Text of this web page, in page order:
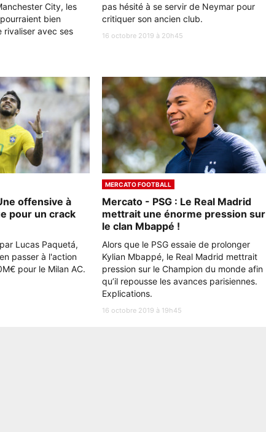
City, les
bien
rivaliser avec ses
pas hésité à se servir de Neymar pour
critiquer son ancien club.
16 octobre 2019 à 20h45
offensive à
pour un crack
Lucas Paquetá,
passer à l'action
pour le Milan AC.
MERCATO FOOTBALL
Mercato - PSG : Le Real Madrid
mettrait une énorme pression sur
le clan Mbappé !
Alors que le PSG essaie de prolonger
Kylian Mbappé, le Real Madrid mettrait
pression sur le Champion du monde afin
qu’il repousse les avances parisiennes.
Explications.
16 octobre 2019 à 19h45